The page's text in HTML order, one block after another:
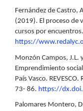
Fernández de Castro,
(2019). El proceso de
cursos por
https://
Monzón Campos, J.L.
Emprendimiento
País Vasco.
73- 86. https://
Palomares Montero,